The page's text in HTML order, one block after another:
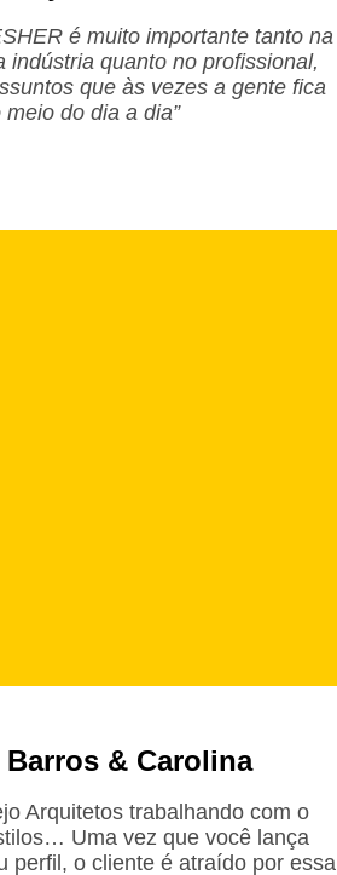
é muito importante tanto na
indústria quanto no profissional,
que às vezes a gente fica
do dia a dia”
& Carolina
Arquitetos trabalhando com o
Uma vez que você lança
perfil, o cliente é atraído por essa